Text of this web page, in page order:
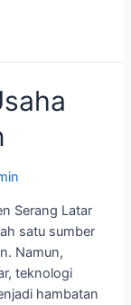
Serang Latar
satu sumber
Namun,
teknologi
hambatan